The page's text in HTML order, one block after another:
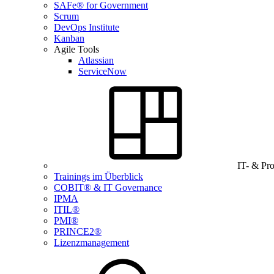
SAFe® for Government
Scrum
DevOps Institute
Kanban
Agile Tools
Atlassian
ServiceNow
IT- &
Trainings im Überblick
COBIT® & IT Governance
IPMA
ITIL®
PMI®
PRINCE2®
Lizenzmanagement